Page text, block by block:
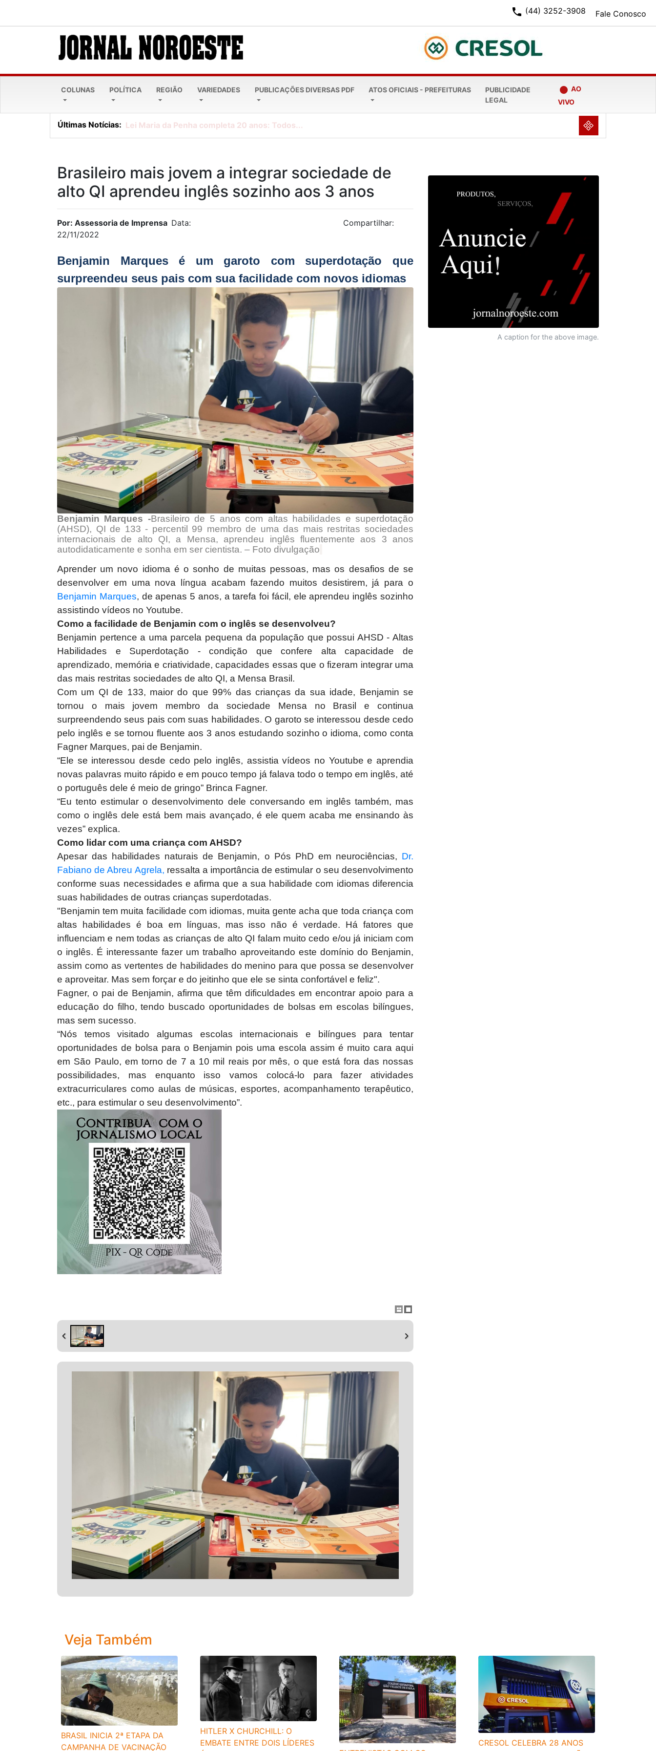
Fale Conosco
phone (44) 3252-3908
COLUNAS POLÍTICA REGIÃO VARIEDADES PUBLICAÇÕES DIVERSAS PDF ATOS OFICIAIS - PREFEITURAS
PUBLICIDADE
LEGAL
fiber_manual_record AO
VIVO
Últimas Notícias: Lei Maria da Penha completa 20 anos: Todos... NULL
Brasileiro mais jovem a integrar sociedade de
alto QI aprendeu inglês sozinho aos 3 anos
Por: Assessoria de Imprensa Data:
22/11/2022
Compartilhar:
Benjamin Marques é um garoto com superdotação que
surpreendeu seus pais com sua facilidade com novos idiomas
Benjamin Marques -Brasileiro de 5 anos com altas habilidades e superdotação
(AHSD), QI de 133 - percentil 99 membro de uma das mais restritas sociedades
internacionais de alto QI, a Mensa, aprendeu inglês fluentemente aos 3 anos
autodidaticamente e sonha em ser cientista. – Foto divulgação
Aprender um novo idioma é o sonho de muitas pessoas, mas os desafios de se
desenvolver em uma nova língua acabam fazendo muitos desistirem, já para o
Benjamin Marques, de apenas 5 anos, a tarefa foi fácil, ele aprendeu inglês sozinho
assistindo vídeos no Youtube.
Como a facilidade de Benjamin com o inglês se desenvolveu?
Benjamin pertence a uma parcela pequena da população que possui AHSD - Altas
Habilidades e Superdotação - condição que confere alta capacidade de
aprendizado, memória e criatividade, capacidades essas que o fizeram integrar uma
das mais restritas sociedades de alto QI, a Mensa Brasil.
Com um QI de 133, maior do que 99% das crianças da sua idade, Benjamin se
tornou o mais jovem membro da sociedade Mensa no Brasil e continua
surpreendendo seus pais com suas habilidades. O garoto se interessou desde cedo
pelo inglês e se tornou fluente aos 3 anos estudando sozinho o idioma, como conta
Fagner Marques, pai de Benjamin.
“Ele se interessou desde cedo pelo inglês, assistia vídeos no Youtube e aprendia
novas palavras muito rápido e em pouco tempo já falava todo o tempo em inglês, até
o português dele é meio de gringo” Brinca Fagner.
“Eu tento estimular o desenvolvimento dele conversando em inglês também, mas
como o inglês dele está bem mais avançado, é ele quem acaba me ensinando às
vezes” explica.
Como lidar com uma criança com AHSD?
Apesar das habilidades naturais de Benjamin, o Pós PhD em neurociências, Dr.
Fabiano de Abreu Agrela, ressalta a importância de estimular o seu desenvolvimento
conforme suas necessidades e afirma que a sua habilidade com idiomas diferencia
suas habilidades de outras crianças superdotadas.
"Benjamin tem muita facilidade com idiomas, muita gente acha que toda criança com
altas habilidades é boa em línguas, mas isso não é verdade. Há fatores que
influenciam e nem todas as crianças de alto QI falam muito cedo e/ou já iniciam com
o inglês. É interessante fazer um trabalho aproveitando este domínio do Benjamin,
assim como as vertentes de habilidades do menino para que possa se desenvolver
e aproveitar. Mas sem forçar e do jeitinho que ele se sinta confortável e feliz".
Fagner, o pai de Benjamin, afirma que têm dificuldades em encontrar apoio para a
educação do filho, tendo buscado oportunidades de bolsas em escolas bilíngues,
mas sem sucesso.
“Nós temos visitado algumas escolas internacionais e bilíngues para tentar
oportunidades de bolsa para o Benjamin pois uma escola assim é muito cara aqui
em São Paulo, em torno de 7 a 10 mil reais por mês, o que está fora das nossas
possibilidades, mas enquanto isso vamos colocá-lo para fazer atividades
extracurriculares como aulas de músicas, esportes, acompanhamento terapêutico,
etc., para estimular o seu desenvolvimento”.
A caption for the above image.
Veja Também
BRASIL INICIA 2ª ETAPA DA
CAMPANHA DE VACINAÇÃO
HITLER X CHURCHILL: O
EMBATE ENTRE DOIS LÍDERES
CRESOL CELEBRA 28 ANOS